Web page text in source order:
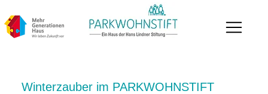
Winterzauber im PARKWOHNSTIFT